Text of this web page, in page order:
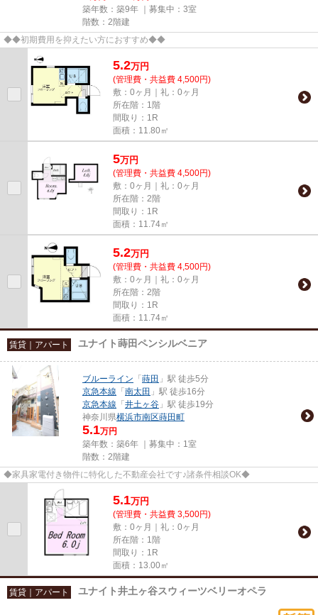
築年数：築9年 ｜募集中： 3室
階数：2階建
◆◆初期費用を抑えたい方におすすめ◆◆
5.2万円
(管理費・共益費 4,500円)
敷：0ヶ月｜礼：0ヶ月
所在階：1階
間取り：1R
面積：11.80㎡
5万円
(管理費・共益費 4,500円)
敷：0ヶ月｜礼：0ヶ月
所在階：2階
間取り：1R
面積：11.74㎡
5.2万円
(管理費・共益費 4,500円)
敷：0ヶ月｜礼：0ヶ月
所在階：2階
間取り：1R
面積：11.74㎡
賃貸｜アパート ユナイト蒔田ペンシルベニア
ブルーライン 「 蒔田 」駅 徒歩5分
京急本線 「 南太田 」駅 徒歩16分
京急本線 「 井土ヶ谷 」駅 徒歩19分
神奈川県横浜市南区蒔田町
5.1万円
築年数：築6年 ｜募集中： 1室
階数：2階建
◆家具家電付き物件に特化した不動産会社です♪諸条件相談OK◆
5.1万円
(管理費・共益費 3,500円)
敷：0ヶ月｜礼：0ヶ月
所在階：1階
間取り：1R
面積：13.00㎡
賃貸｜アパート ユナイト井土ヶ谷スウィーツベリーオペラ